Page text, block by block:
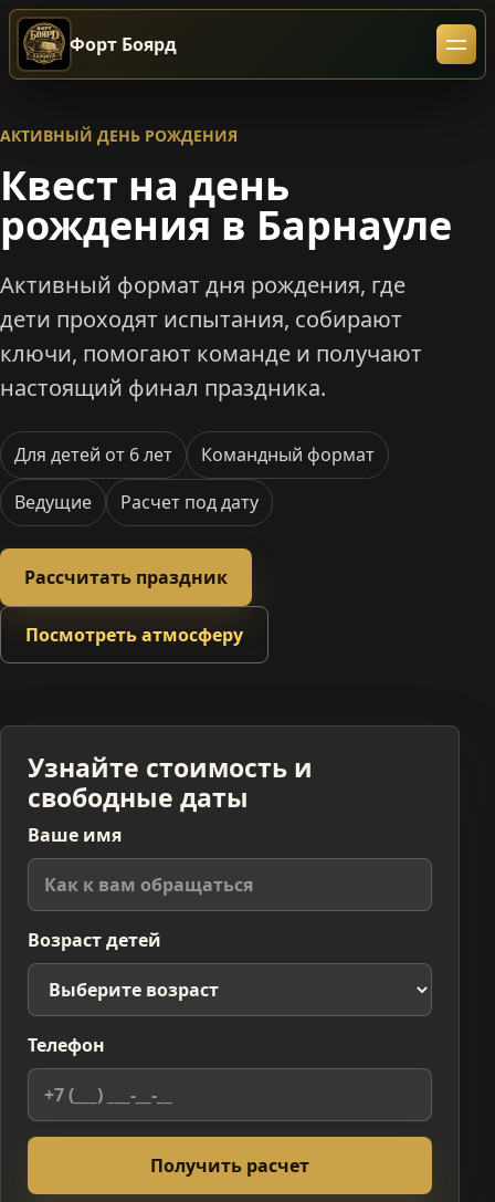
Форт Боярд
АКТИВНЫЙ ДЕНЬ РОЖДЕНИЯ
Квест на день
рождения в Барнауле
Активный формат дня рождения, где
дети проходят испытания, собирают
ключи, помогают команде и получают
настоящий финал праздника.
Для детей от 6 лет
Командный формат
Ведущие
Расчет под дату
Рассчитать праздник
Посмотреть атмосферу
Узнайте стоимость и
свободные даты
Ваше имя
Возраст детей
Телефон
Получить расчет